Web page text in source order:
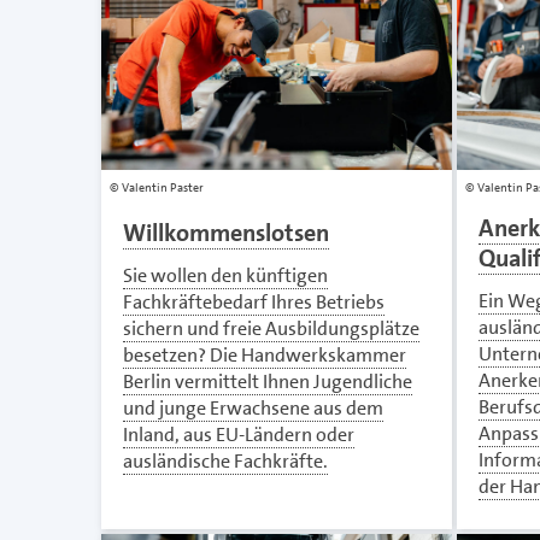
Valentin Paster
Willkommenslotsen
Sie wollen den künftigen
Fachkräftebedarf Ihres Betriebs
sichern und freie Ausbildungsplätze
besetzen? Die Handwerkskammer
Berlin vermittelt Ihnen Jugendliche
und junge Erwachsene aus dem
Inland, aus EU-Ländern oder
ausländische Fachkräfte.
Valentin
Ein
der